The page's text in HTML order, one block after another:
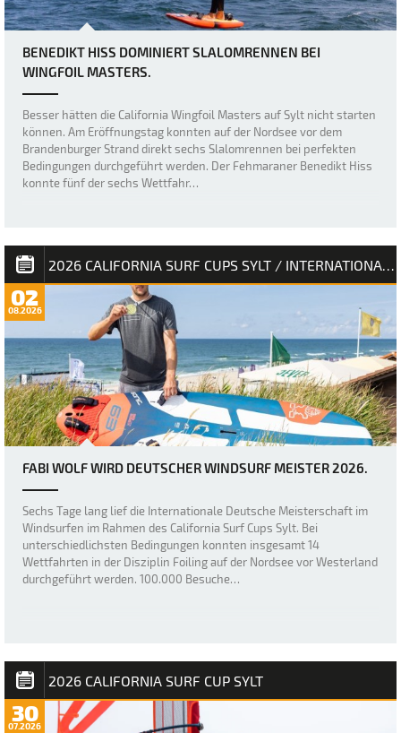
BENEDIKT HISS DOMINIERT SLALOMRENNEN BEI
WINGFOIL MASTERS.
Besser hätten die California Wingfoil Masters auf Sylt nicht starten
können. Am Eröffnungstag konnten auf der Nordsee vor dem
Brandenburger Strand direkt sechs Slalomrennen bei perfekten
Bedingungen durchgeführt werden. Der Fehmaraner Benedikt Hiss
konnte fünf der sechs Wettfahr…
2026 CALIFORNIA SURF CUPS SYLT / INTERNATIONALE DEUTSCHE MEISTERSCHAFT
02
08.2026
FABI WOLF WIRD DEUTSCHER WINDSURF MEISTER 2026.
Sechs Tage lang lief die Internationale Deutsche Meisterschaft im
Windsurfen im Rahmen des California Surf Cups Sylt. Bei
unterschiedlichsten Bedingungen konnten insgesamt 14
Wettfahrten in der Disziplin Foiling auf der Nordsee vor Westerland
durchgeführt werden. 100.000 Besuche…
2026 CALIFORNIA SURF CUP SYLT
30
07.2026